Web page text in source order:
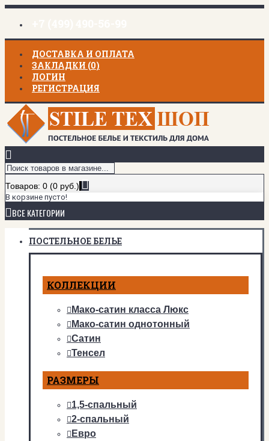
ДОСТАВКА И ОПЛАТА
ЗАКЛАДКИ (0)
ЛОГИН
РЕГИСТРАЦИЯ
Товаров: 0 (0 руб.)
В корзине пусто!
ВСЕ КАТЕГОРИИ
ПОСТЕЛЬНОЕ БЕЛЬЕ
КОЛЛЕКЦИИ
Мако-сатин класса Люкс
Мако-сатин однотонный
Сатин
Тенсел
РАЗМЕРЫ
1,5-спальный
2-спальный
Евро